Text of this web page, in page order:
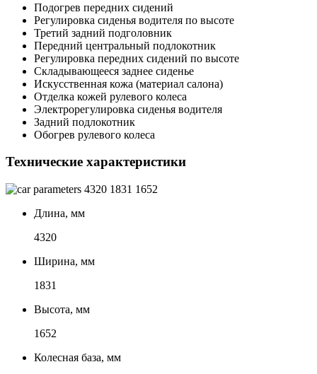
Подогрев передних сидений
Регулировка сиденья водителя по высоте
Третий задний подголовник
Передний центральный подлокотник
Регулировка передних сидений по высоте
Складывающееся заднее сиденье
Искусственная кожа (материал салона)
Отделка кожей рулевого колеса
Электрорегулировка сиденья водителя
Задний подлокотник
Обогрев рулевого колеса
Технические характеристики
4320 1831 1652
Длина, мм
4320
Ширина, мм
1831
Высота, мм
1652
Колесная база, мм